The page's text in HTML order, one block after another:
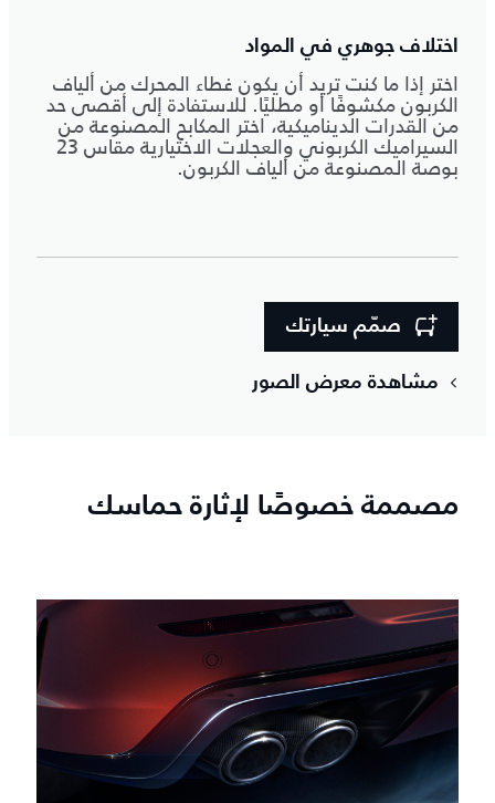
اختلاف جوهري في المواد
اختر إذا ما كنت تريد أن يكون غطاء المحرك من ألياف
الكربون مكشوفًا أو مطليًا. للاستفادة إلى أقصى حد
من القدرات الديناميكية، اختر المكابح المصنوعة من
السيراميك الكربوني والعجلات الاختيارية مقاس 23
بوصة المصنوعة من ألياف الكربون.
صمّم سيارتك
مشاهدة معرض الصور
مصممة خصوصًا لإثارة حماسك